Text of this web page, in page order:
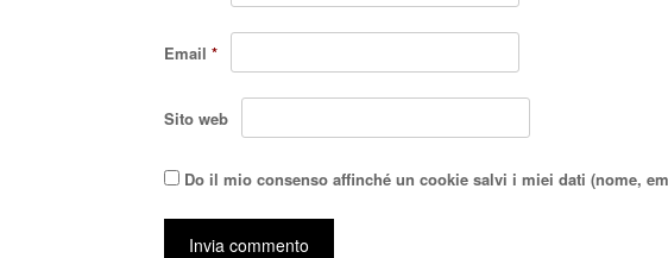
Email *
Sito web
Do il mio consenso affinché un cookie salvi i miei dati (nome,